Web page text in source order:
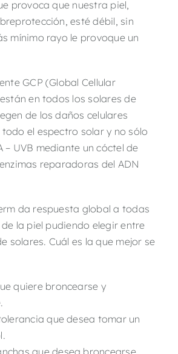
provoca que nuestra piel,
esté débil, sin
mínimo rayo le provoque un
GCP (Global Cellular
en todos los solares de
de los daños celulares
el espectro solar y no sólo
– UVB mediante un cóctel de
reparadoras del ADN
da respuesta global a todas
la piel pudiendo elegir entre
solares. Cuál es la que mejor se
quiere broncearse y
que desea tomar un
que desea broncearse.